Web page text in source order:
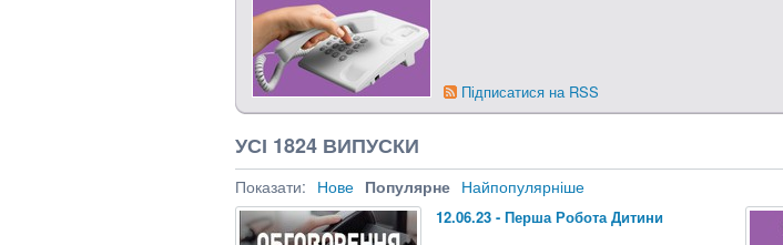
Підписатися на RSS
УСІ 1824 ВИПУСКИ
Показати: Нове Популярне Найпопулярніше
12.06.23 - Перша Робота Дитини